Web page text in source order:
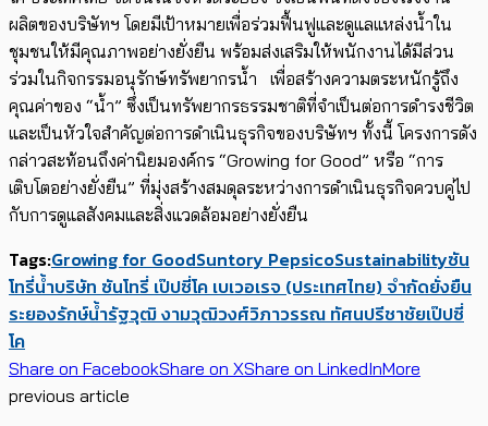
ผลิตของบริษัทฯ โดยมีเป้าหมายเพื่อร่วมฟื้นฟูและดูแลแหล่งน้ำใน
ชุมชนให้มีคุณภาพอย่างยั่งยืน พร้อมส่งเสริมให้พนักงานได้มีส่วน
ร่วมในกิจกรรมอนุรักษ์ทรัพยากรน้ำ
เพื่อสร้างความตระหนักรู้ถึง
คุณค่าของ “น้ำ” ซึ่งเป็นทรัพยากรธรรมชาติที่จำเป็นต่อการดำรงชีวิต
และเป็นหัวใจสำคัญต่อการดำเนินธุรกิจของบริษัทฯ ทั้งนี้ โครงการดัง
กล่าวสะท้อนถึงค่านิยมองค์กร “Growing for Good” หรือ “การ
เติบโตอย่างยั่งยืน” ที่มุ่งสร้างสมดุลระหว่างการดำเนินธุรกิจควบคู่ไป
กับการดูแลสังคมและสิ่งแวดล้อมอย่างยั่งยืน
Tags:Growing for GoodSuntory PepsicoSustainabilityซัน
โทรี่น้ำบริษัท ซันโทรี่ เป๊ปซี่โค เบเวอเรจ (ประเทศไทย) จำกัดยั่งยืน
ระยองรักษ์น้ำรัฐวุฒิ งามวุฒิวงศ์วิภาวรรณ ทัศนปรีชาชัยเป๊ปซี่
โค
Share on FacebookShare on XShare on LinkedInMore
previous article